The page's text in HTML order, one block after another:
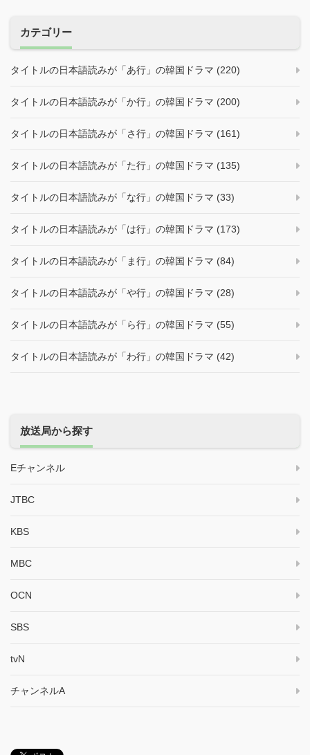
カテゴリー
タイトルの日本語読みが「あ行」の韓国ドラマ (220)
タイトルの日本語読みが「か行」の韓国ドラマ (200)
タイトルの日本語読みが「さ行」の韓国ドラマ (161)
タイトルの日本語読みが「た行」の韓国ドラマ (135)
タイトルの日本語読みが「な行」の韓国ドラマ (33)
タイトルの日本語読みが「は行」の韓国ドラマ (173)
タイトルの日本語読みが「ま行」の韓国ドラマ (84)
タイトルの日本語読みが「や行」の韓国ドラマ (28)
タイトルの日本語読みが「ら行」の韓国ドラマ (55)
タイトルの日本語読みが「わ行」の韓国ドラマ (42)
放送局から探す
Eチャンネル
JTBC
KBS
MBC
OCN
SBS
tvN
チャンネルA